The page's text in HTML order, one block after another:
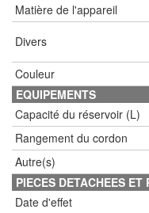
Matière de l'appareil
Divers
Couleur
EQUIPEMENTS
Capacité du réservoir (L)
Rangement du cordon
Autre(s)
PIECES DETACHEES
Date d'effet